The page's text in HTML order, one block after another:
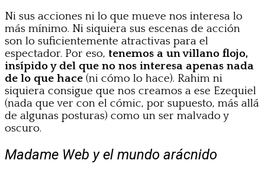
Ni sus acciones ni lo que mueve nos interesa lo
más mínimo. Ni siquiera sus escenas de acción
son lo suficientemente atractivas para el
espectador. Por eso, tenemos a un villano flojo,
insípido y del que no nos interesa apenas nada
de lo que hace (ni cómo lo hace). Rahim ni
siquiera consigue que nos creamos a ese Ezequiel
(nada que ver con el cómic, por supuesto, más allá
de algunas posturas) como un ser malvado y
oscuro.
Madame Web y el mundo arácnido